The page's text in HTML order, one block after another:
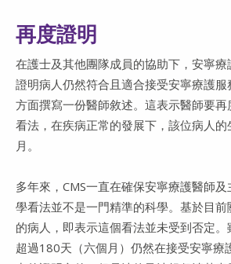
再度證明
在護士及其他團隊成員的協助下，安寧
證明病人仍然符合且適合接受安寧療護
方面撰寫一份醫師敘述。這表示醫師要
看法，在疾病正常的發展下，該位病人
月。
多年來，CMS一直在確保安寧療護醫師
學看法並不是一門精準的科學。基於目
的病人，即表示這個看法並未受到否定。
超過180天（六個月）仍然在接受安寧療